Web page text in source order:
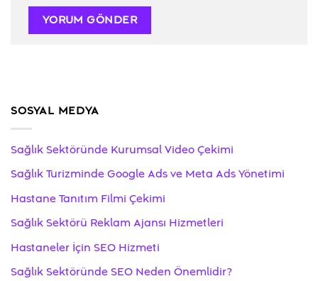
SOSYAL MEDYA
Sağlık Sektöründe Kurumsal Video Çekimi
Sağlık Turizminde Google Ads ve Meta Ads Yönetimi
Hastane Tanıtım Filmi Çekimi
Sağlık Sektörü Reklam Ajansı Hizmetleri
Hastaneler İçin SEO Hizmeti
Sağlık Sektöründe SEO Neden Önemlidir?